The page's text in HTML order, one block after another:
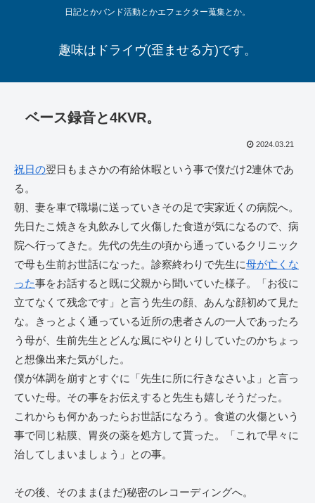
日記とかバンド活動とかエフェクター蒐集とか。
趣味はドライヴ(歪ませる方)です。
ベース録音と4KVR。
2024.03.21
祝日の翌日もまさかの有給休暇という事で僕だけ2連休であ
る。
朝、妻を車で職場に送っていきその足で実家近くの病院へ。
先日たこ焼きを丸飲みして火傷した食道が気になるので、病
院へ行ってきた。先代の先生の頃から通っているクリニック
で母も生前お世話になった。診察終わりで先生に母が亡くな
った事をお話すると既に父親から聞いていた様子。「お役に
立てなくて残念です」と言う先生の顔、あんな顔初めて見た
な。きっとよく通っている近所の患者さんの一人であったろ
う母が、生前先生とどんな風にやりとりしていたのかちょっ
と想像出来た気がした。
僕が体調を崩すとすぐに「先生に所に行きなさいよ」と言っ
ていた母。その事をお伝えすると先生も嬉しそうだった。
これからも何かあったらお世話になろう。食道の火傷という
事で同じ粘膜、胃炎の薬を処方して貰った。「これで早々に
治してしまいましょう」との事。
その後、そのまま(まだ)秘密のレコーディングへ。